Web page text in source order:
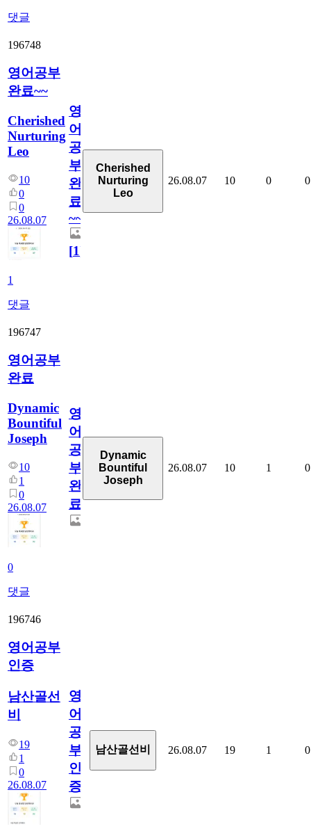
댓글
196748
영어공부
완료~~
Cherished
Nurturing
Leo
10
0
0
26.08.07
1
댓글
영
어
공
부
완
료
~~
[1]
Cherished
Nurturing
Leo
26.08.07 10 0 0
196747
영어공부
완료
Dynamic
Bountiful
Joseph
10
1
0
26.08.07
0
댓글
영
어
공
부
완
료
Dynamic
Bountiful
Joseph
26.08.07 10 1 0
196746
영어공부
인증
남산골선
비
19
1
0
26.08.07
영
어
공
부
인
증
남산골선비 26.08.07 19 1 0